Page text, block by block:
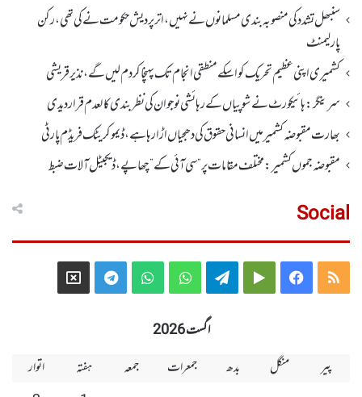
سنبھل تشدد کی منصوبہ بندی مسلمانوں نے نہیں ، اتر پردیش حکومت نے کی تھی، رکن
پارلیمنٹ
کشمیری اپنی عظیم تحریک کو اسکے منطقی انجام تک پہنچا کر دم لیں گے، نذیر قریشی
سرینگر:ہائیکورٹ نے شوپیاں کے رہائشی نوجوان کی نظربندی کالعدم قرار دیدی
بھارت مقبوضہ کشمیر میں انسانی حقوق کی دھجیاں اڑا رہا ہے، ڈیموکریٹک فریڈم پارٹی
مقبوضہ جموں کشمیر:مختلف مقامات پر ”سی آئی کے” چھاپے، ڈیجیٹل آلات ضبط
Social
RSS
Facebook
Google
Telegram
WhatsApp
WhatsApp
Telegram
X
اگست 2026
پیر
منگل بدھ جمعرات جمعہ ہفتہ
اتوار